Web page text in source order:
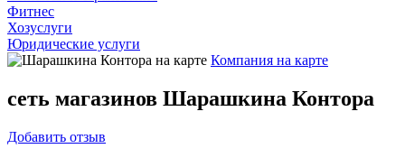
Фитнес
Хозуслуги
Юридические услуги
Компания на карте
сеть магазинов Шарашкина Контора
Добавить отзыв